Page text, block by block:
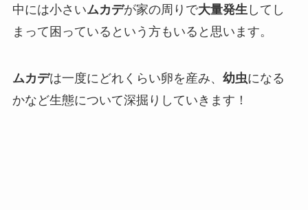
中には小さいムカデが家の周りで大量発生 してし
まって困っているという方もいると思います。
ムカデは一度にどれくらい卵を産み、 幼虫になる
かなど生態について深掘りしていきます！